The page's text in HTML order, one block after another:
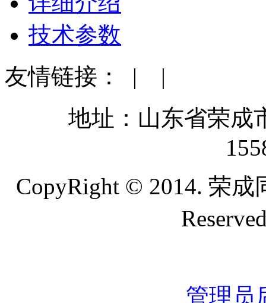
技术参数
友情链接：
| |
地址：山东省荣成
CopyRight © 2014. 荣
管理员